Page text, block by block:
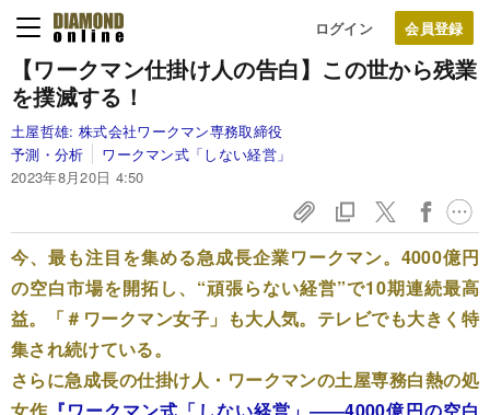
ログイン
【ワークマン仕掛け人の告白】 この世から残業
を撲滅する！
土屋哲雄: 株式会社ワークマン専務取締役
予測・分析
ワークマン式「しない経営」
2023年8月20日 4:50
今、最も注目を集める急成長企業ワークマン。4000億円
の空白市場を開拓し、“頑張らない経営”で10期連続最高
益。「＃ワークマン女子」も大人気。テレビでも大きく特
集され続けている。
さらに急成長の仕掛け人・ワークマンの土屋専務白熱の処